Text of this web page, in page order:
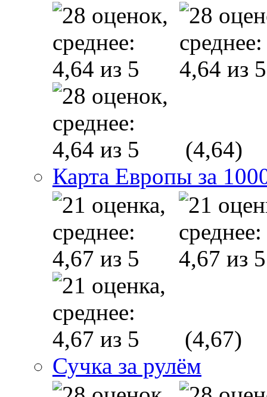
(4,64)
Карта Европы за
(4,67)
Сучка за рулём